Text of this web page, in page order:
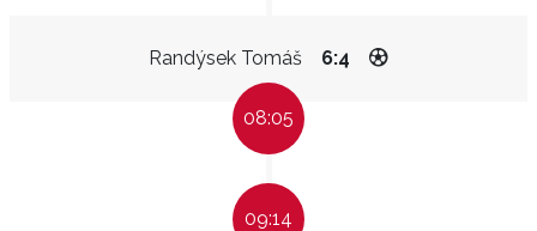
Randýsek Tomáš 6:4
08:05
09:14